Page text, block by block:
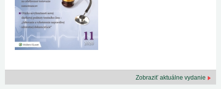
Zobraziť aktuálne vydanie